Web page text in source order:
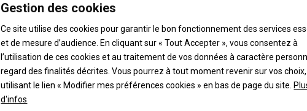
Gestion des cookies
Ce site utilise des cookies pour garantir le bon fonctionnement des services
et de mesure d’audience. En cliquant sur « Tout Accepter », vous consentez à
l’utilisation de ces cookies et au traitement de vos données à caractère
regard des finalités décrites. Vous pourrez à tout moment revenir sur vos
utilisant le lien « Modifier mes préférences cookies » en bas de page du site.
d'infos